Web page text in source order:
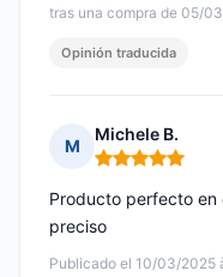
tras una compra de 05/
Opinión traducida
M
Michele B.
Nota: 5 de 5
Publicado el 10/03/2025
Producto perfecto
preciso